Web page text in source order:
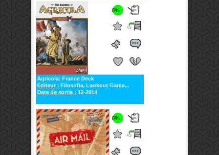
0%
Agricola: France Deck
Editeur : Filosofia, Lookout Game...
Date de sortie : 12-2014
0%